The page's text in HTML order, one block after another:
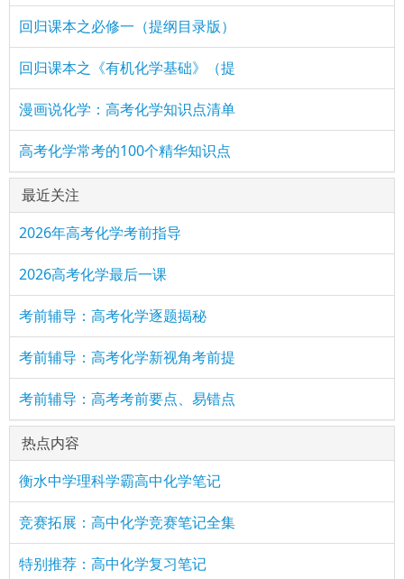
回归课本之必修一（提纲目录版）
回归课本之《有机化学基础》（提
漫画说化学：高考化学知识点清单
高考化学常考的100个精华知识点
最近关注
2026年高考化学考前指导
2026高考化学最后一课
考前辅导：高考化学逐题揭秘
考前辅导：高考化学新视角考前提
考前辅导：高考考前要点、易错点
热点内容
衡水中学理科学霸高中化学笔记
竞赛拓展：高中化学竞赛笔记全集
特别推荐：高中化学复习笔记